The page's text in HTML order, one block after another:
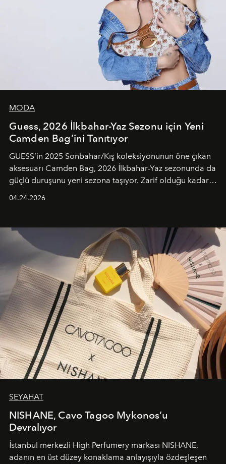
MODA
Guess, 2026 İlkbahar-Yaz Sezonu için Yeni
Camden Bag’ini Tanıtıyor
GUESS’in 2025 Sonbahar/Kış koleksiyonunun öne çıkan
aksesuarı Camden Bag, 2026 İlkbahar-Yaz sezonunda da
güçlü duruşunu yeni sezona taşıyor. Zarif olduğu kadar
04.24.2026
SEYAHAT
NISHANE, Cavo Tagoo Mykonos’u
Devralıyor
İstanbul merkezli High Perfumery markası NISHANE,
adanın en üst düzey konaklama anlayışıyla özdeşleşen